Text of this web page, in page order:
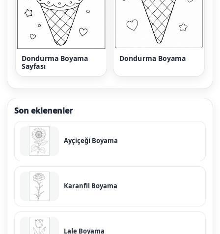
Dondurma Boyama
Sayfası
Dondurma Boyama
Son eklenenler
Ayçiçeği Boyama
Karanfil Boyama
Lale Boyama